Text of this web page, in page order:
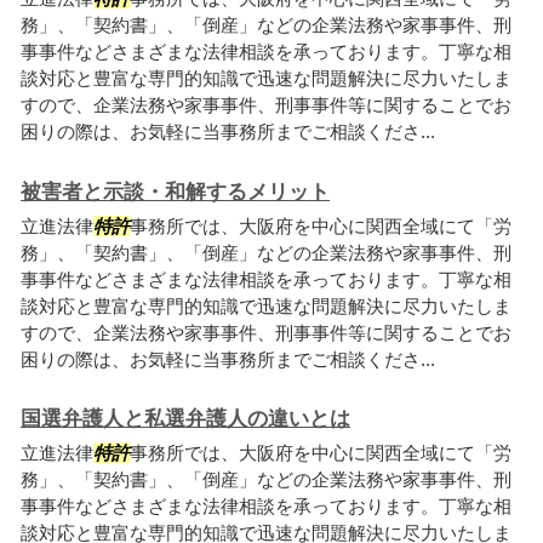
務」、「契約書」、「倒産」などの企業法務や家事事件、刑
事事件などさまざまな法律相談を承っております。丁寧な相
談対応と豊富な専門的知識で迅速な問題解決に尽力いたしま
すので、企業法務や家事事件、刑事事件等に関することでお
困りの際は、お気軽に当事務所までご相談くださ...
被害者と示談・和解するメリット
立進法律特許事務所では、大阪府を中心に関西全域にて「労
務」、「契約書」、「倒産」などの企業法務や家事事件、刑
事事件などさまざまな法律相談を承っております。丁寧な相
談対応と豊富な専門的知識で迅速な問題解決に尽力いたしま
すので、企業法務や家事事件、刑事事件等に関することでお
困りの際は、お気軽に当事務所までご相談くださ...
国選弁護人と私選弁護人の違いとは
立進法律特許事務所では、大阪府を中心に関西全域にて「労
務」、「契約書」、「倒産」などの企業法務や家事事件、刑
事事件などさまざまな法律相談を承っております。丁寧な相
談対応と豊富な専門的知識で迅速な問題解決に尽力いたしま